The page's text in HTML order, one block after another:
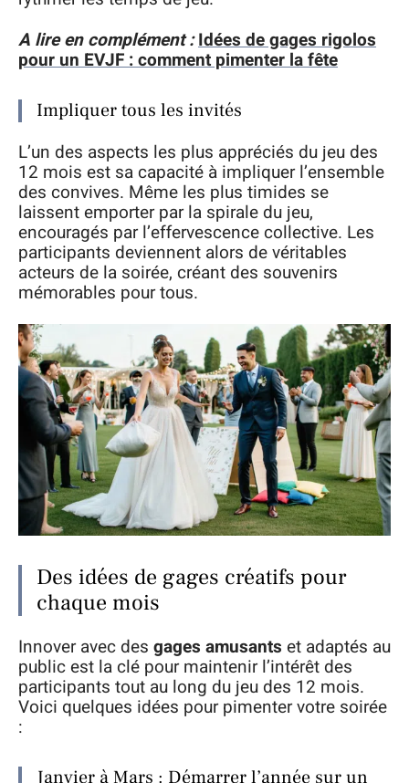
A lire en complément : Idées de gages rigolos
pour un EVJF : comment pimenter la fête
Impliquer tous les invités
L’un des aspects les plus appréciés du jeu des
12 mois est sa capacité à impliquer l’ensemble
des convives. Même les plus timides se
laissent emporter par la spirale du jeu,
encouragés par l’effervescence collective. Les
participants deviennent alors de véritables
acteurs de la soirée, créant des souvenirs
mémorables pour tous.
Des idées de gages créatifs pour
chaque mois
Innover avec des gages amusants et adaptés au
public est la clé pour maintenir l’intérêt des
participants tout au long du jeu des 12 mois.
Voici quelques idées pour pimenter votre soirée
:
Janvier à Mars : Démarrer l’année sur un